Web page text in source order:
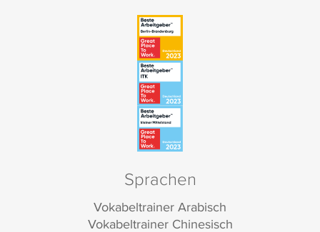
Sprachen
Vokabeltrainer Arabisch
Vokabeltrainer Chinesisch